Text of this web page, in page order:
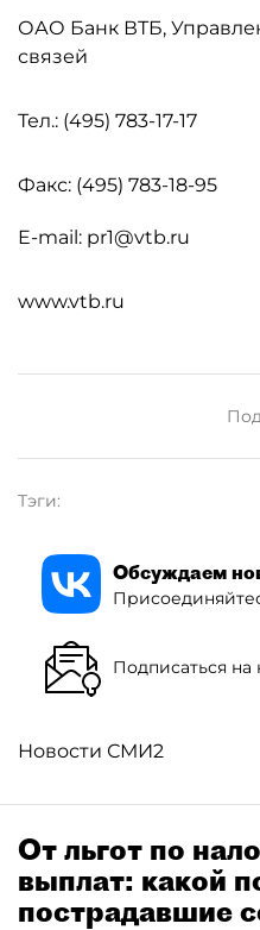
ОАО Банк ВТБ,
связей
Тел.: (495) 783-17-17
Факс: (495) 783-18-95
E-mail: pr1@vtb.ru
www.vtb.ru
Тэги:
Обсуждаем
Подписаться на
Новости СМИ2
От льгот по
выплат: какой
пострадавшие